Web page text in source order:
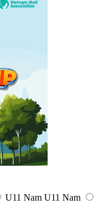
U11 Nam U11 Nam